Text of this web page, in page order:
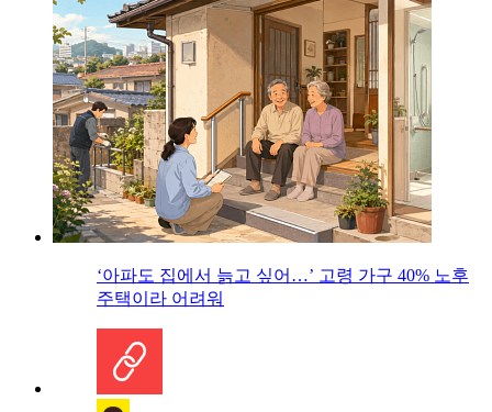
‘아파도 집에서 늙고 싶어…’ 고령 가구 40% 노후
주택이라 어려워